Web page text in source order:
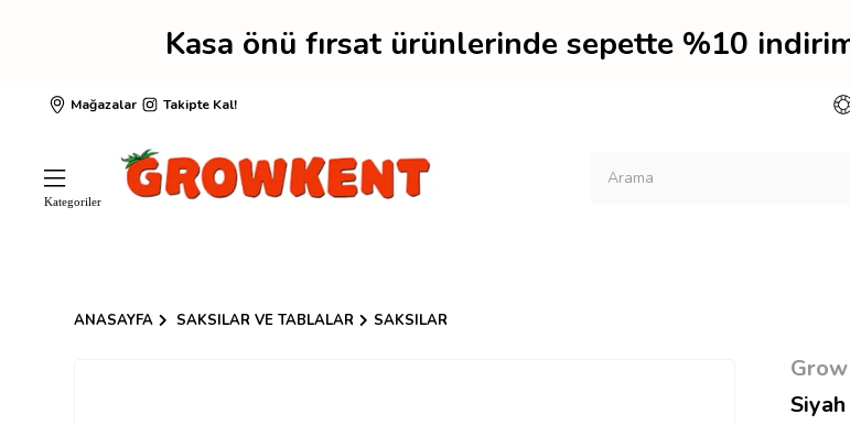
Kasa önü fırsat ürünlerinde sepette
Mağazalar Takipte Kal!
ANASAYFA SAKSILAR VE TABLALAR SAKSILAR